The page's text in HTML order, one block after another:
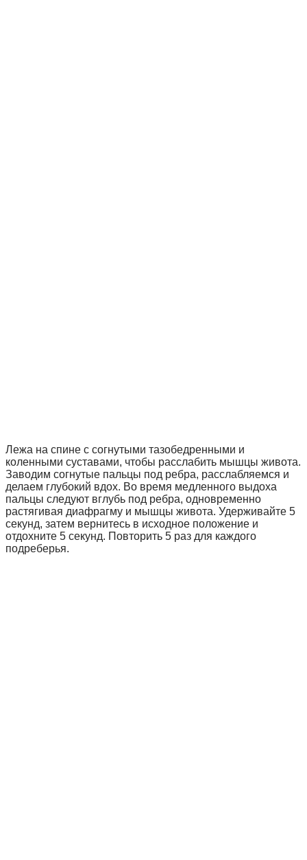
Лежа на спине с согнутыми тазобедренными и
коленными суставами, чтобы расслабить мышцы живота.
Заводим согнутые пальцы под ребра, расслабляемся и
делаем глубокий вдох. Во время медленного выдоха
пальцы следуют вглубь под ребра, одновременно
растягивая диафрагму и мышцы живота. Удерживайте 5
секунд, затем вернитесь в исходное положение и
отдохните 5 секунд. Повторить 5 раз для каждого
подреберья.